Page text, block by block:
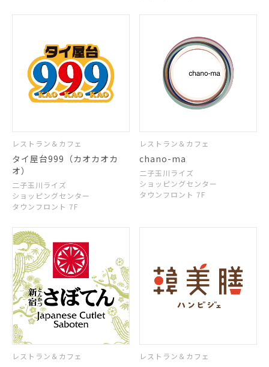
レストラン＆カフェ
タイ屋台999（カオカオカ
オ）
二子玉川ライズ
ショッピングセンター
タウンフロント 7F
レストラン＆カフェ
chano-ma
二子玉川ライズ
ショッピングセンター
タウンフロント 7F
レストラン＆カフェ レストラン＆カフェ